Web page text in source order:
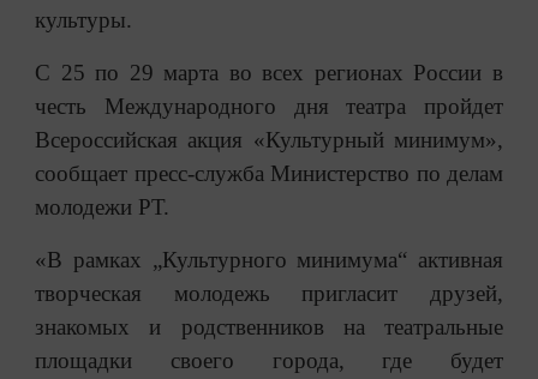
культуры.
С 25 по 29 марта во всех регионах России в
честь Международного дня театра пройдет
Всероссийская акция «Культурный минимум»,
сообщает пресс-служба Министерство по делам
молодежи РТ.
«В рамках „Культурного минимума“ активная
творческая молодежь пригласит друзей,
знакомых и родственников на театральные
площадки своего города, где будет